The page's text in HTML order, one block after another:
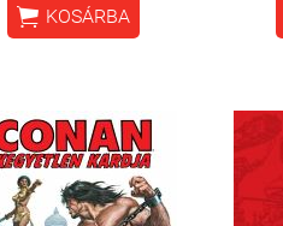
 KOSÁRBA